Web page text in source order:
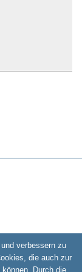
verbessern zu
die auch zur
Durch die